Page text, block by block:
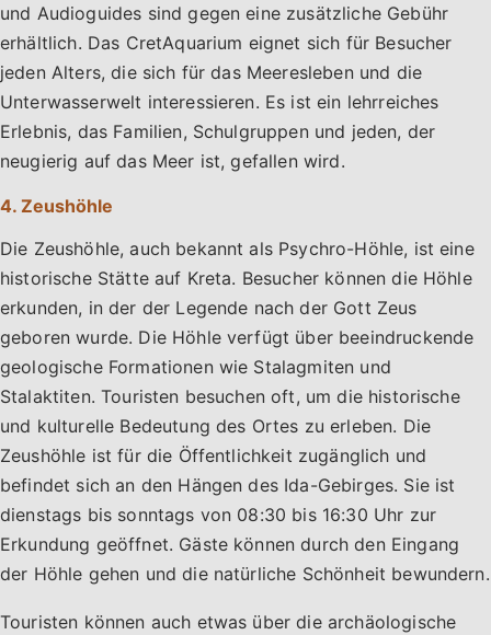
und Audioguides sind gegen eine zusätzliche Gebühr
erhältlich. Das CretAquarium eignet sich für Besucher
jeden Alters, die sich für das Meeresleben und die
Unterwasserwelt interessieren. Es ist ein lehrreiches
Erlebnis, das Familien, Schulgruppen und jeden, der
neugierig auf das Meer ist, gefallen wird.
4. Zeushöhle
Die Zeushöhle, auch bekannt als Psychro-Höhle, ist eine
historische Stätte auf Kreta. Besucher können die Höhle
erkunden, in der der Legende nach der Gott Zeus
geboren wurde. Die Höhle verfügt über beeindruckende
geologische Formationen wie Stalagmiten und
Stalaktiten. Touristen besuchen oft, um die historische
und kulturelle Bedeutung des Ortes zu erleben. Die
Zeushöhle ist für die Öffentlichkeit zugänglich und
befindet sich an den Hängen des Ida-Gebirges. Sie ist
dienstags bis sonntags von 08:30 bis 16:30 Uhr zur
Erkundung geöffnet. Gäste können durch den Eingang
der Höhle gehen und die natürliche Schönheit bewundern.
Touristen können auch etwas über die archäologische